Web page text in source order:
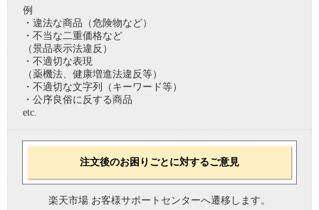
例
・違法な商品（危険物など）
・不当な二重価格など
（景品表示法違反）
・不適切な表現
（薬機法、健康増進法違反等）
・不適切な文字列（キーワード等）
・公序良俗に反する商品
etc.
注文後のお困りごとに対するご意見
楽天市場 お客様サポートセンターへ遷移します。